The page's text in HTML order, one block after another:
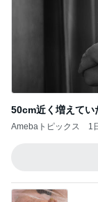
50cm近く増えてい
Amebaトピックス 1